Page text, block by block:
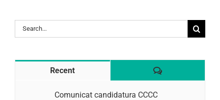
Search
for:
Recent Comentaris
Comunicat candidatura CCCC